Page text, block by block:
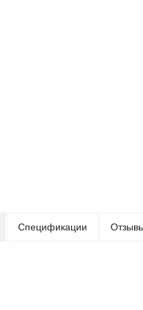
Спецификации